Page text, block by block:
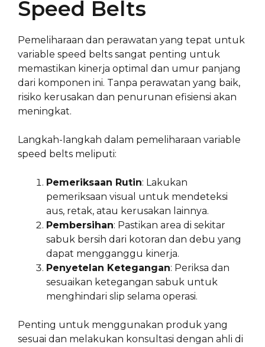
Speed Belts
Pemeliharaan dan perawatan yang tepat untuk
variable speed belts sangat penting untuk
memastikan kinerja optimal dan umur panjang
dari komponen ini. Tanpa perawatan yang baik,
risiko kerusakan dan penurunan efisiensi akan
meningkat.
Langkah-langkah dalam pemeliharaan variable
speed belts meliputi:
Pemeriksaan Rutin: Lakukan
pemeriksaan visual untuk mendeteksi
aus, retak, atau kerusakan lainnya.
Pembersihan: Pastikan area di sekitar
sabuk bersih dari kotoran dan debu yang
dapat mengganggu kinerja.
Penyetelan Ketegangan: Periksa dan
sesuaikan ketegangan sabuk untuk
menghindari slip selama operasi.
Penting untuk menggunakan produk yang
sesuai dan melakukan konsultasi dengan ahli di